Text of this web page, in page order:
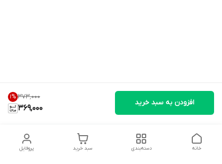
۳۷۳٬۰۰۰ 1%
369,000
افزودن به سبد خرید
پروفایل سبد خرید دسته‌بندی خانه